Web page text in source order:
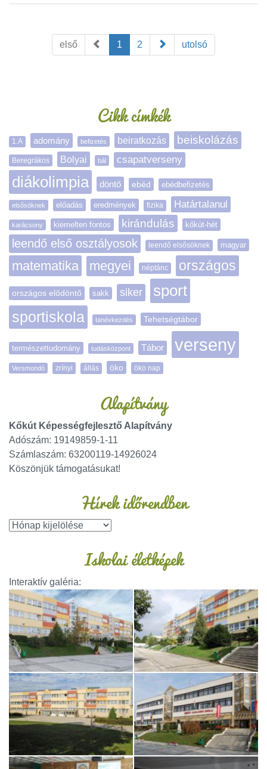
első 1 2 utolsó
Cikk címkék
1.A adomány befizetés beiratkozás beiskolázás
Beregrákos Bolyai bál csapatverseny
diákolimpia döntő ebéd ebédbefizetés
elsősöknek előadás eredmények fizika Határtalanul
karácsony kiemelten fontos kirándulás kőkút-hét
leendő első osztályosok leendő elsősöknek magyar
matematika megyei néptánc országos
országos elődöntő sakk siker sport
sportiskola tanévkezdés Tehetségtábor
természettudomány tudásközpont Tábor verseny
Versmondó zrínyi állás öko öko nap
Alapítvány
Kőkút Képességfejlesztő Alapítvány
Adószám: 19149859-1-11
Számlaszám: 63200119-14926024
Köszönjük támogatásukat!
Hírek időrendben
Iskolai életképek
Interaktív galéria: